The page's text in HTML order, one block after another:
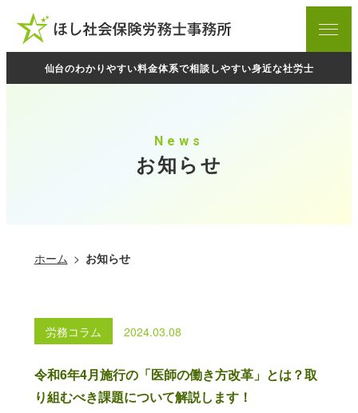
仙台のわかりやすい料金体系で相談しやすい身近な社労士
ホーム
お知らせ
当事務所について
労務相談
給与計算
menu
News
お知らせ
ホーム お知らせ
労務コラム 2024.03.08
令和6年4月施行の「医師の働き方改革」とは？取
り組むべき課題について解説します！